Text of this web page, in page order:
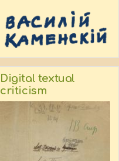
Digital textual
criticism